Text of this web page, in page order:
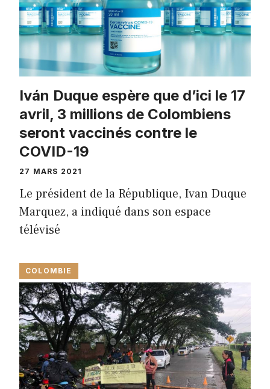
Iván Duque espère que d’ici le 17
avril, 3 millions de Colombiens
seront vaccinés contre le
COVID-19
27 MARS 2021
Le président de la République, Ivan Duque
Marquez, a indiqué dans son espace
télévisé
COLOMBIE